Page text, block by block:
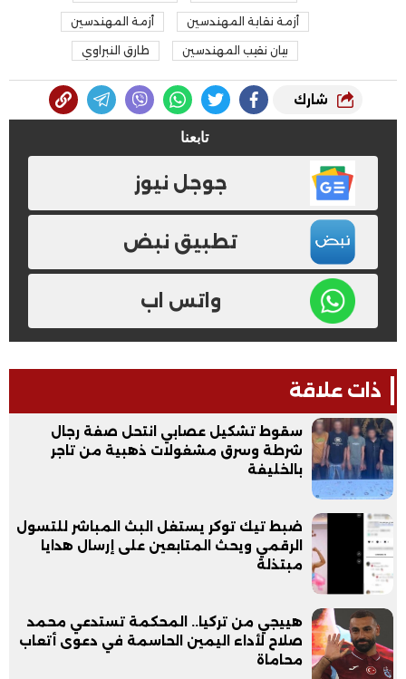
أزمة نقابة المهندسين أزمة المهندسين
بيان نقيب المهندسين طارق النبراوي
شارك
تابعنا
جوجل نيوز
تطبيق نبض
واتس اب
ذات علاقة
سقوط تشكيل عصابي انتحل صفة رجال
شرطة وسرق مشغولات ذهبية من تاجر
بالخليفة
ضبط تيك توكر يستغل البث المباشر للتسول
الرقمي ويحث المتابعين على إرسال هدايا
مبتذلة
هييجي من تركيا.. المحكمة تستدعي محمد
صلاح لأداء اليمين الحاسمة في دعوى أتعاب
محاماة